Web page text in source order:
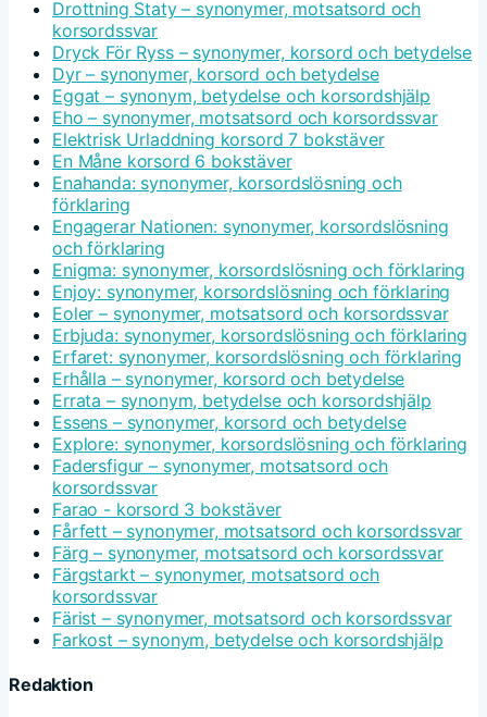
Drottning Staty – synonymer, motsatsord och
korsordssvar
Dryck För Ryss – synonymer, korsord och betydelse
Dyr – synonymer, korsord och betydelse
Eggat – synonym, betydelse och korsordshjälp
Eho – synonymer, motsatsord och korsordssvar
Elektrisk Urladdning korsord 7 bokstäver
En Måne korsord 6 bokstäver
Enahanda: synonymer, korsordslösning och
förklaring
Engagerar Nationen: synonymer, korsordslösning
och förklaring
Enigma: synonymer, korsordslösning och förklaring
Enjoy: synonymer, korsordslösning och förklaring
Eoler – synonymer, motsatsord och korsordssvar
Erbjuda: synonymer, korsordslösning och förklaring
Erfaret: synonymer, korsordslösning och förklaring
Erhålla – synonymer, korsord och betydelse
Errata – synonym, betydelse och korsordshjälp
Essens – synonymer, korsord och betydelse
Explore: synonymer, korsordslösning och förklaring
Fadersfigur – synonymer, motsatsord och
korsordssvar
Farao - korsord 3 bokstäver
Fårfett – synonymer, motsatsord och korsordssvar
Färg – synonymer, motsatsord och korsordssvar
Färgstarkt – synonymer, motsatsord och
korsordssvar
Färist – synonymer, motsatsord och korsordssvar
Farkost – synonym, betydelse och korsordshjälp
Redaktion